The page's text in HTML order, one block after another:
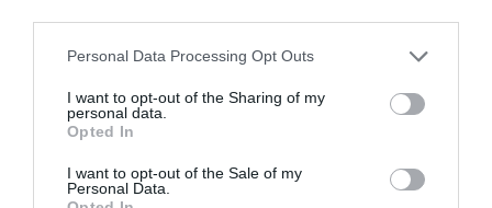
Please note that this website/app uses one or more Google
not limited to your visit or usage behaviour. You may click to
grant or deny consent to Google and its third-party tags to
use your data for below specified purposes in below Google
consent section.
Personal Data Processing Opt Outs
I want to opt-out of the Sharing of my
personal data.
Opted In
I want to opt-out of the Sale of my
Personal Data.
ΡΟΗ ΕΙΔΗΣΕΩΝ